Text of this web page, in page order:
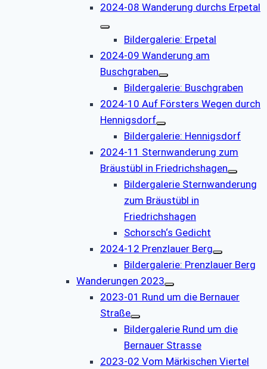
2024-08 Wanderung durchs Erpetal
Bildergalerie: Erpetal
2024-09 Wanderung am
Buschgraben
Bildergalerie: Buschgraben
2024-10 Auf Försters Wegen durch
Hennigsdorf
Bildergalerie: Hennigsdorf
2024-11 Sternwanderung zum
Bräustübl in Friedrichshagen
Bildergalerie Sternwanderung
zum Bräustübl in
Friedrichshagen
Schorsch‘s Gedicht
2024-12 Prenzlauer Berg
Bildergalerie: Prenzlauer Berg
Wanderungen 2023
2023-01 Rund um die Bernauer
Straße
Bildergalerie Rund um die
Bernauer Strasse
2023-02 Vom Märkischen Viertel